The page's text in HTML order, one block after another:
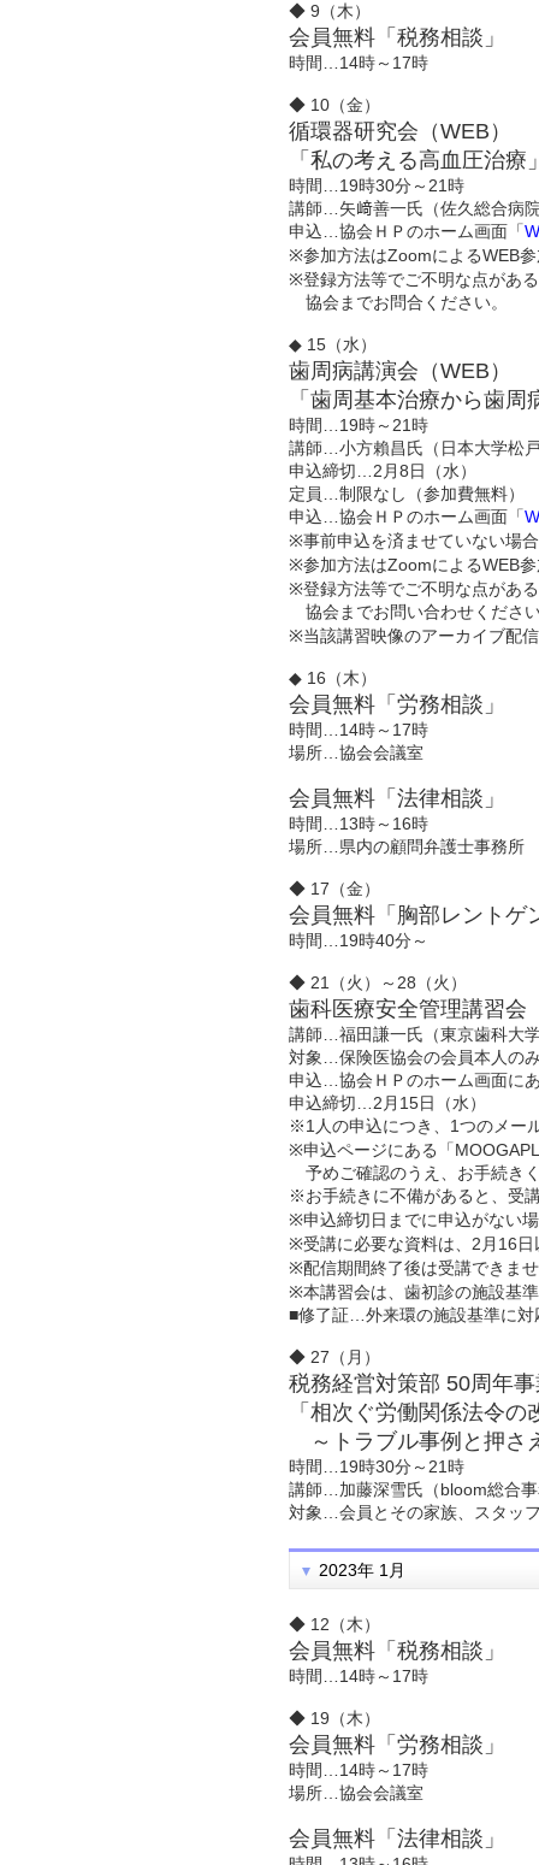
◆ 9（木）
会員無料「税務相談」
時間…14時～17時
◆ 10（金）
循環器研究会（WEB）
「私の考える高血圧治療
時間…19時30分～21時
講師…矢﨑善一氏（佐久総合病
申込…協会ＨＰのホーム画面「
※参加方法はZoomによるWEB
※登録方法等でご不明な点があ
協会までお問合ください。
◆ 15（水）
歯周病講演会（WEB）
「歯周基本治療から歯
時間…19時～21時
講師…小方賴昌氏（日本大学松
申込締切…2月8日（水）
定員…制限なし（参加費無料）
申込…協会ＨＰのホーム画面「
※事前申込を済ませていない場
※参加方法はZoomによるWEB
※登録方法等でご不明な点があ
協会までお問い合わせくださ
※当該講習映像のアーカイブ配
◆ 16（木）
会員無料「労務相談」
時間…14時～17時
場所…協会会議室
会員無料「法律相談」
時間…13時～16時
場所…県内の顧問弁護士事務所
◆ 17（金）
会員無料「胸部レントゲ
時間…19時40分～
◆ 21（火）～28（火）
歯科医療安全管理講習会
講師…福田謙一氏（東京歯科大
対象…保険医協会の会員本人の
申込…協会ＨＰのホーム画面に
申込締切…2月15日（水）
※1人の申込につき、1つのメー
※申込ページにある「
予めご確認のうえ、お手続き
※お手続きに不備があると、受
※申込締切日までに申込がない
※受講に必要な資料は、2月16日
※配信期間終了後は受講できま
※本講習会は、歯初診の施設基
■修了証…外来環の施設基準に対
◆ 27（月）
税務経営対策部 50周年
「相次ぐ労働関係法令
～トラブル事例と押さ
時間…19時30分～21時
講師…加藤深雪氏（bloom総合
対象…会員とその家族、スタッ
2023年 1月
◆ 12（木）
会員無料「税務相談」
時間…14時～17時
◆ 19（木）
会員無料「労務相談」
時間…14時～17時
場所…協会会議室
会員無料「法律相談」